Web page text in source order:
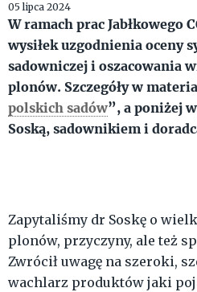
05 lipca 2024
W ramach prac Jabłkowego
wysiłek uzgodnienia oceny
sadowniczej i oszacowania
plonów. Szczegóły w
polskich sadów”, a poniżej
Soską, sadownikiem i
Zapytaliśmy dr Soskę o
plonów, przyczyny, ale też
Zwrócił uwagę na szeroki,
wachlarz produktów jaki